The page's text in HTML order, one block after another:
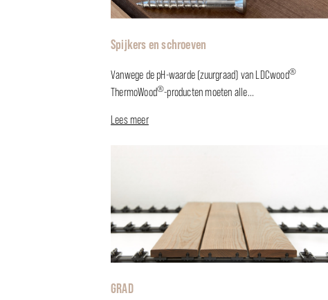
Spijkers en schroeven
Vanwege de pH-waarde (zuurgraad) van LDCwood®
ThermoWood®-producten moeten alle...
Lees meer
GRAD